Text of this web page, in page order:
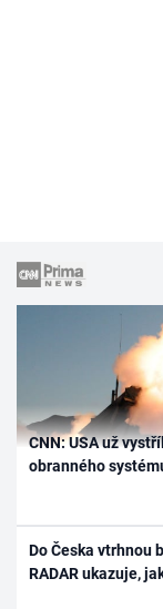
CNN: USA už
obranného
Do Česka vtrhnou
RADAR ukazuje,